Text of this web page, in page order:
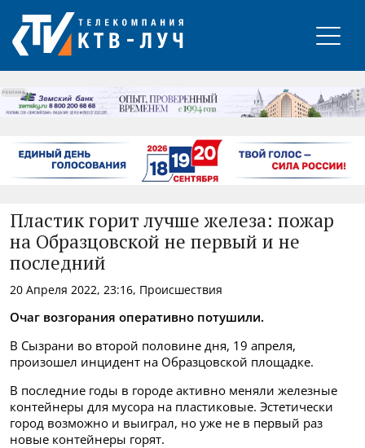
РЕКЛАМА
Пластик горит лучше железа: пожар
на Образцовской не первый и не
последний
20 Апреля 2022, 23:16, Происшествия
Очаг возгорания оперативно потушили.
В Сызрани во второй половине дня, 19 апреля,
произошел инцидент на Образцовской площадке.
В последние годы в городе активно меняли железные
контейнеры для мусора на пластиковые. Эстетически
город возможно и выиграл, но уже не в первый раз
новые контейнеры горят.